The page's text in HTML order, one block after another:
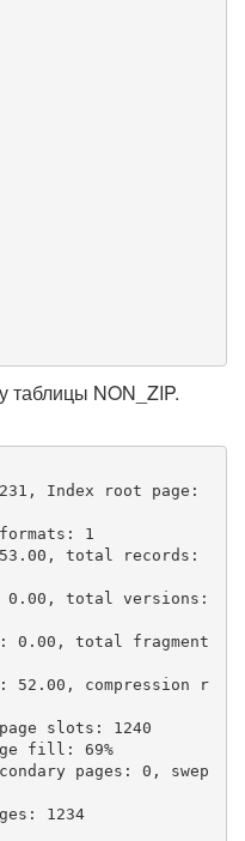
таблицы NON_ZIP.